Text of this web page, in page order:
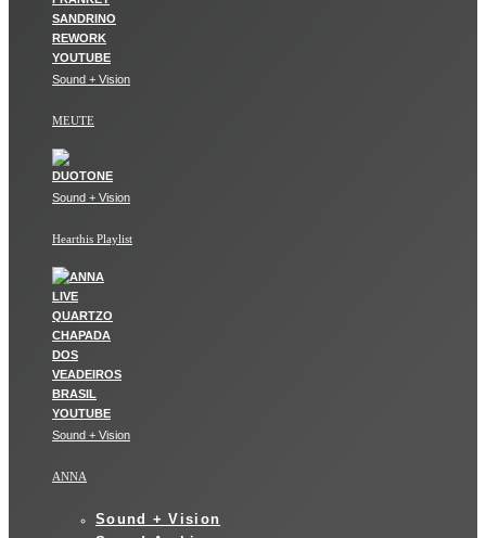
Sound + Vision
MEUTE
Sound + Vision
Hearthis Playlist
Sound + Vision
ANNA
Sound + Vision